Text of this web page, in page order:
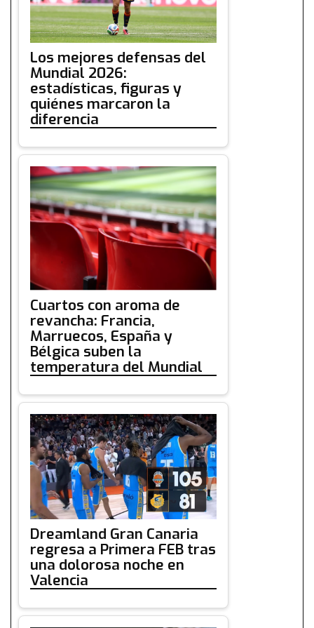
Los mejores defensas del
Mundial 2026:
estadísticas, figuras y
quiénes marcaron la
diferencia
Cuartos con aroma de
revancha: Francia,
Marruecos, España y
Bélgica suben la
temperatura del Mundial
Dreamland Gran Canaria
regresa a Primera FEB tras
una dolorosa noche en
Valencia